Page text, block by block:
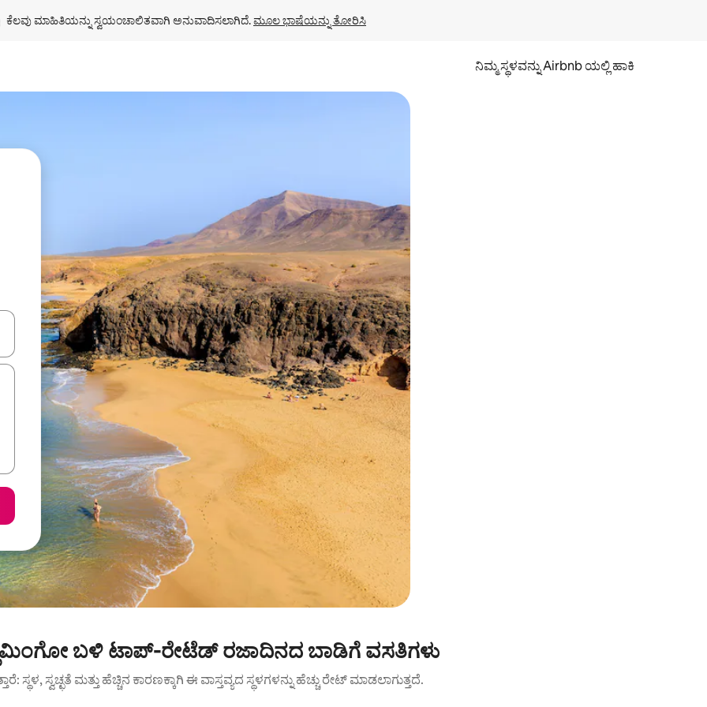
ಕೆಲವು ಮಾಹಿತಿಯನ್ನು ಸ್ವಯಂಚಾಲಿತವಾಗಿ ಅನುವಾದಿಸಲಾಗಿದೆ. ಮೂಲ ಭಾಷೆಯನ್ನು ತೋರಿಸಿ
ನಿಮ್ಮ ಸ್ಥಳವನ್ನು Airbnb ಯಲ್ಲಿ ಹಾಕಿ
ನ್ಯಾವಿಗೇಟ್ ಮಾಡಿ ಅಥವಾ ಸ್ಪರ್ಶ ಅಥವಾ ಸ್ವೈಪ್ ಗೆಸ್ಚರ್‌ಗಳ ಮೂಲಕ ಅನ್ವೇಷಿಸಿ.
ಬಳಿ ಟಾಪ್-ರೇಟೆಡ್ ರಜಾದಿನದ ಬಾಡಿಗೆ ವಸತಿಗಳು
ಸ್ಥಳ, ಸ್ವಚ್ಛತೆ ಮತ್ತು ಹೆಚ್ಚಿನ ಕಾರಣಕ್ಕಾಗಿ ಈ ವಾಸ್ತವ್ಯದ ಸ್ಥಳಗಳನ್ನು ಹೆಚ್ಚು ರೇಟ್ ಮಾಡಲಾಗುತ್ತದೆ.